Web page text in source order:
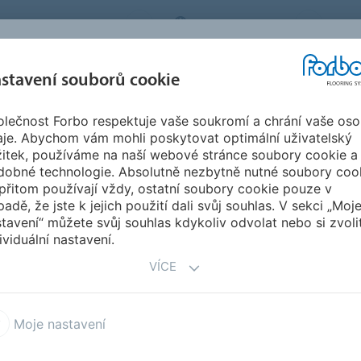
FLOORING SYSTEMS CZECH REPUBLIC
A
UDRŽITELNOST
STAHOVÁNÍ
DOKUMENTŮ
Energetic
souborů cookie
Forbo respektuje vaše soukromí a chrání vaše
Abychom vám mohli poskytovat optimální uživatelský
používáme na naší webové stránce soubory cookie a
technologie. Absolutně nezbytně nutné soubory
používají vždy, ostatní soubory cookie pouze v
že jste k jejich použití dali svůj souhlas. V sekci
můžete svůj souhlas kdykoliv odvolat nebo si
nastavení.
VÍCE
Moje nastavení